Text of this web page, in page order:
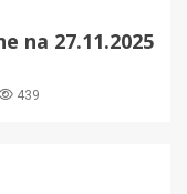
na 27.11.2025
439